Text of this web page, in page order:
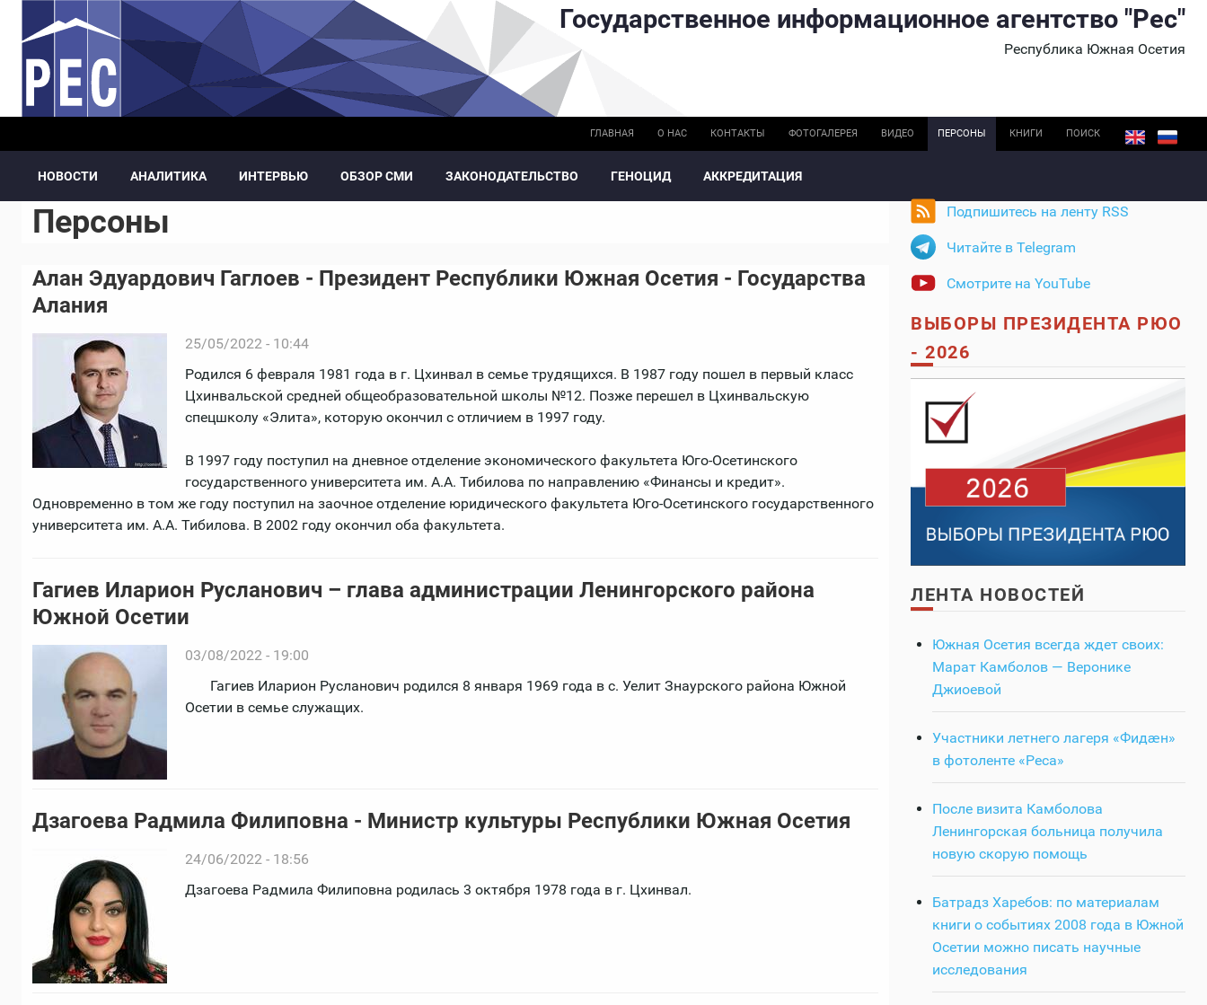
Перейти к основному содержанию Государственное информационное агентство "Рес"
Республика Южная Осетия
ГЛАВНАЯ О НАС КОНТАКТЫ ФОТОГАЛЕРЕЯ ВИДЕО ПЕРСОНЫ КНИГИ ПОИСК
НОВОСТИ АНАЛИТИКА ИНТЕРВЬЮ ОБЗОР СМИ ЗАКОНОДАТЕЛЬСТВО ГЕНОЦИД АККРЕДИТАЦИЯ
Персоны
Алан Эдуардович Гаглоев - Президент Республики Южная Осетия - Государства
Алания
25/05/2022 - 10:44
Родился 6 февраля 1981 года в г. Цхинвал в семье трудящихся. В 1987 году пошел в первый класс
Цхинвальской средней общеобразовательной школы №12. Позже перешел в Цхинвальскую
спецшколу «Элита», которую окончил с отличием в 1997 году.
В 1997 году поступил на дневное отделение экономического факультета Юго-Осетинского
государственного университета им. А.А. Тибилова по направлению «Финансы и кредит».
Одновременно в том же году поступил на заочное отделение юридического факультета Юго-Осетинского государственного
университета им. А.А. Тибилова. В 2002 году окончил оба факультета.
Гагиев Иларион Русланович – глава администрации Ленингорского района
Южной Осетии
03/08/2022 - 19:00
Гагиев Иларион Русланович родился 8 января 1969 года в с. Уелит Знаурского района Южной
Осетии в семье служащих.
Дзагоева Радмила Филиповна - Министр культуры Республики Южная Осетия
24/06/2022 - 18:56
Дзагоева Радмила Филиповна родилась 3 октября 1978 года в г. Цхинвал.
Подпишитесь на ленту RSS
Читайте в Telegram
Смотрите на YouTube
ВЫБОРЫ ПРЕЗИДЕНТА РЮО
- 2026
ЛЕНТА НОВОСТЕЙ
Южная Осетия всегда ждет своих:
Марат Камболов — Веронике
Джиоевой
Участники летнего лагеря «Фидӕн»
в фотоленте «Реса»
После визита Камболова
Ленингорская больница получила
новую скорую помощь
Батрадз Харебов: по материалам
книги о событиях 2008 года в Южной
Осетии можно писать научные
исследования